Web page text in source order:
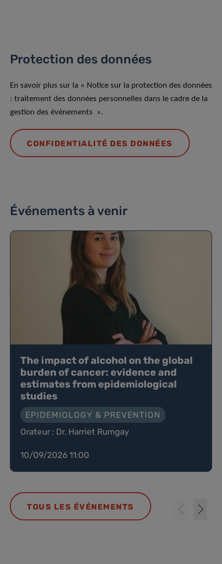
Protection des données
En savoir plus sur la « Notice sur la protection des données
: traitement des données personnelles dans le cadre de la
gestion des événements ».
CONFIDENTIALITÉ DES DONNÉES
Événements à venir
The impact of alcohol on the global
burden of cancer: evidence and
estimates from epidemiological
studies
EPIDEMIOLOGY & PREVENTION
Orateur : Dr. Harriet Rumgay
10/09/2026 11:00
TOUS LES ÉVÉNEMENTS